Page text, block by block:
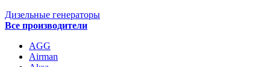
Дизельные генераторы
Все производители
AGG
Airman